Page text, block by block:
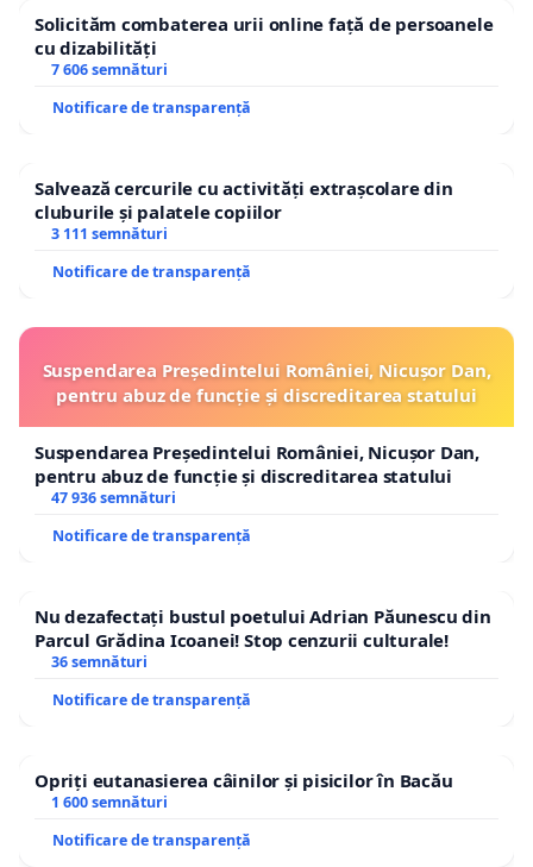
Solicităm combaterea urii online față de persoanele
cu dizabilități
7 606 semnături
Notificare de transparență
Salvează cercurile cu activități extrașcolare din
cluburile și palatele copiilor
3 111 semnături
Notificare de transparență
Suspendarea Președintelui României, Nicușor Dan,
pentru abuz de funcție și discreditarea statului
Suspendarea Președintelui României, Nicușor Dan,
pentru abuz de funcție și discreditarea statului
47 936 semnături
Notificare de transparență
Nu dezafectați bustul poetului Adrian Păunescu din
Parcul Grădina Icoanei! Stop cenzurii culturale!
36 semnături
Notificare de transparență
Opriți eutanasierea câinilor și pisicilor în Bacău
1 600 semnături
Notificare de transparență